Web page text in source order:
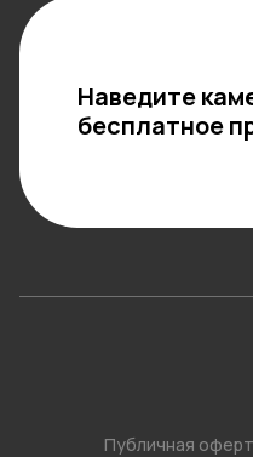
Наведите
бесплатное
Публичная